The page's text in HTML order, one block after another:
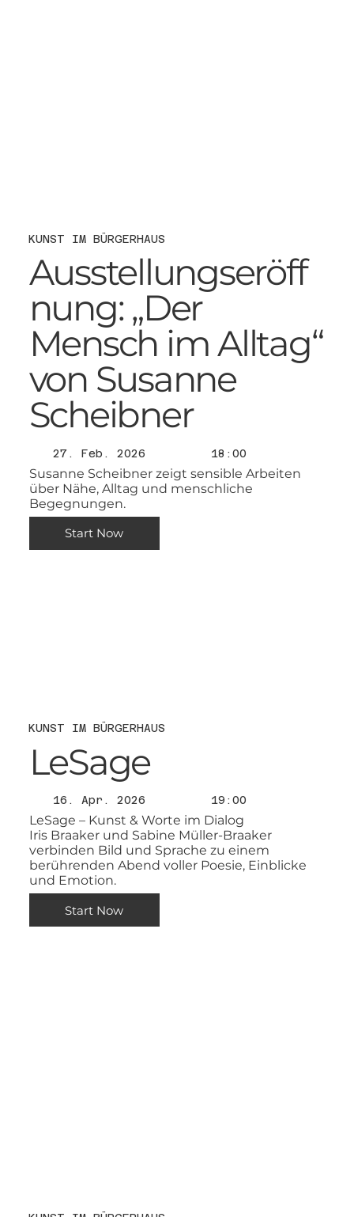
KUNST IM BÜRGERHAUS
Ausstellungseröff
nung: „Der
Mensch im Alltag“
von Susanne
Scheibner
27. Feb. 2026 18:00
Susanne Scheibner zeigt sensible Arbeiten
über Nähe, Alltag und menschliche
Begegnungen.
Start Now
KUNST IM BÜRGERHAUS
LeSage
16. Apr. 2026 19:00
LeSage – Kunst & Worte im Dialog
Iris Braaker und Sabine Müller-Braaker
verbinden Bild und Sprache zu einem
berührenden Abend voller Poesie, Einblicke
und Emotion.
Start Now